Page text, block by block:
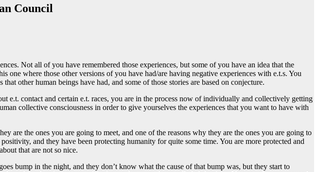
Council
Not all of you have remembered those experiences, but some of you have an idea that the
one where those other versions of you have had/are having negative experiences with e.t.s. You
other human beings have had, and some of those stories are based on conjecture.
e.t. contact and certain e.t. races, you are in the process now of individually and collectively getting
collective consciousness in order to give yourselves the experiences that you want to have with
are the ones you are going to meet, and one of the reasons why they are the ones you are going to
and they have been protecting humanity for quite some time. You are more protected and
that are not so nice.
bump in the night, and they don’t know what the cause of that bump was, but they start to